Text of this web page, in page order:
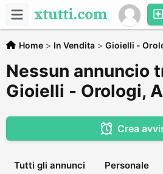
Home > In Vendita > Gioielli -
Nessun annuncio
Gioielli - Orologi,
Crea
Tutti gli annunci Personale